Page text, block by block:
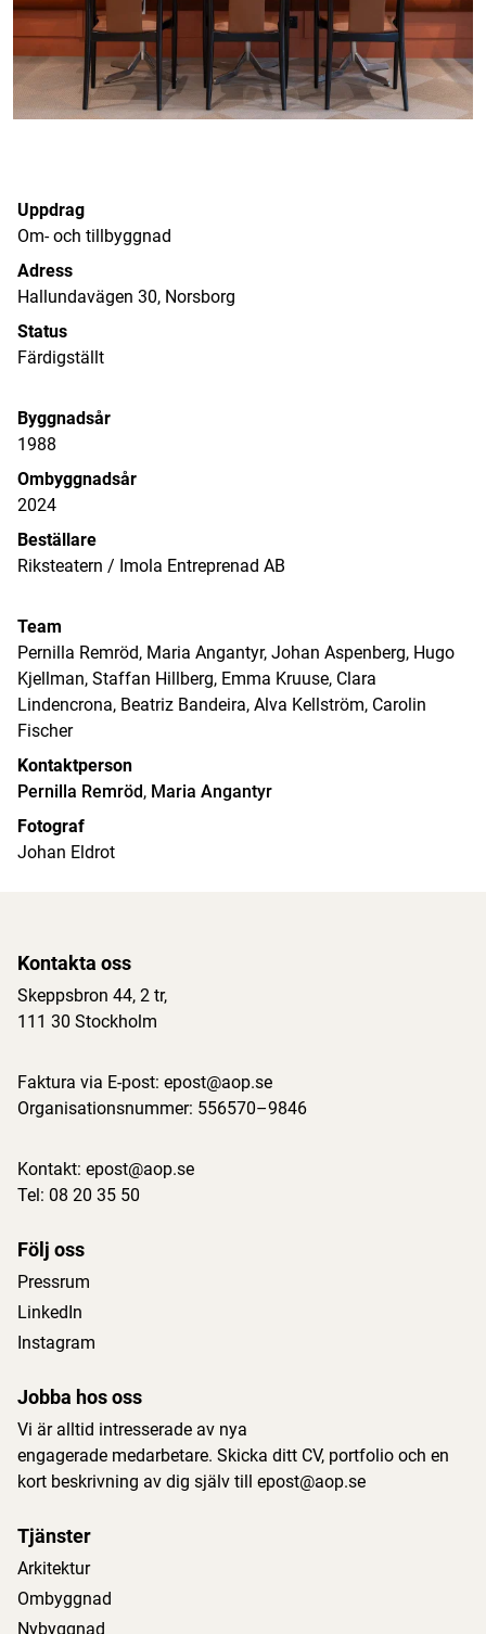
Uppdrag
Om- och tillbyggnad
Adress
Hallundavägen 30, Norsborg
Status
Färdigställt
Byggnadsår
1988
Ombyggnadsår
2024
Beställare
Riksteatern / Imola Entreprenad AB
Team
Pernilla Remröd, Maria Angantyr, Johan Aspenberg, Hugo
Kjellman, Staffan Hillberg, Emma Kruuse, Clara
Lindencrona, Beatriz Bandeira, Alva Kellström, Carolin
Fischer
Kontaktperson
Pernilla Remröd, Maria Angantyr
Fotograf
Johan Eldrot
Kontakta oss
Skeppsbron 44, 2 tr,
111 30 Stockholm
Faktura via E-post: epost@aop.se
Organisationsnummer: 556570–9846
Kontakt: epost@aop.se
Tel: 08 20 35 50
Följ oss
Pressrum
LinkedIn
Instagram
Jobba hos oss
Vi är alltid intresserade av nya
engagerade medarbetare. Skicka ditt CV, portfolio och en
kort beskrivning av dig själv till epost@aop.se
Tjänster
Arkitektur
Ombyggnad
Nybyggnad